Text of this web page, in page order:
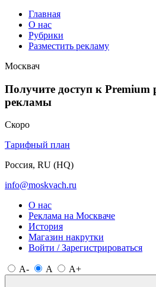
Главная
О нас
Рубрики
Разместить рекламу
Москвач
Получите доступ к
рекламы
Скоро
Тарифный план
Россия, RU (HQ)
info@moskvach.ru
О нас
Реклама на Москваче
История
Магазин накрутки
Войти / Зарегистрироваться
A- A A+